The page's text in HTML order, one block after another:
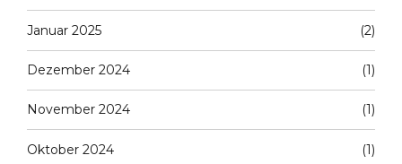
Januar 2025 (2)
Dezember 2024 (1)
November 2024 (1)
Oktober 2024 (1)